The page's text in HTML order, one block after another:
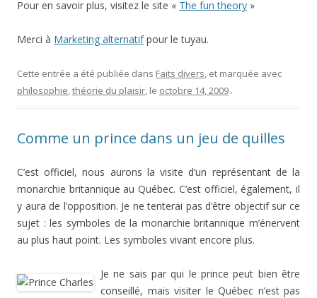
Pour en savoir plus, visitez le site « The fun theory »
Merci à Marketing alternatifpour le tuyau.
Cette entrée a été publiée dans Faits divers, et marquée avec
philosophie,théorie du plaisir, le octobre 14, 2009 .
Comme un prince dans un jeu de quilles
C’est officiel, nous aurons la visite d’un représentant de la
monarchie britannique au Québec. C’est officiel, également, il
y aura de l’opposition. Je ne tenterai pas d’être objectif sur ce
sujet : les symboles de la monarchie britannique m’énervent
au plus haut point. Les symboles vivant encore plus.
Je ne sais par qui le prince peut bien être
conseillé, mais visiter le Québec n’est pas